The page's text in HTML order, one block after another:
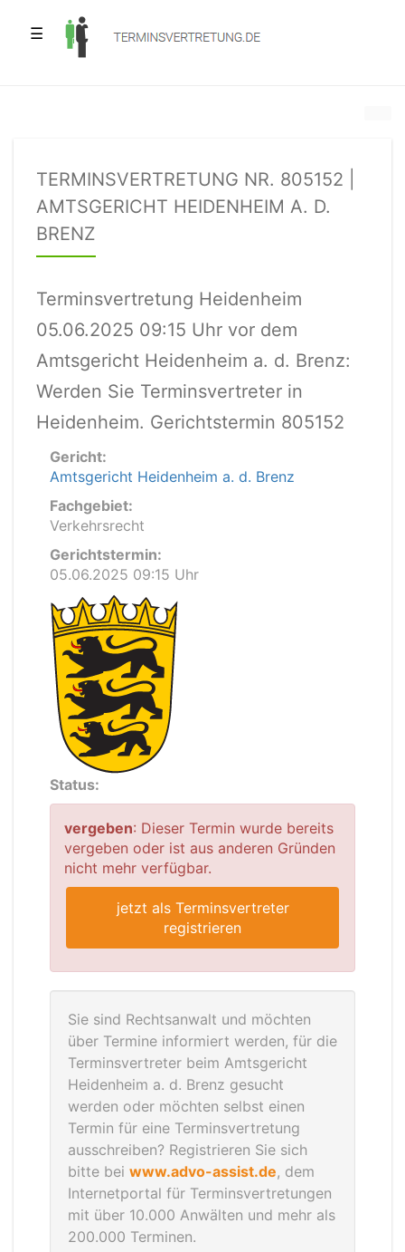
☰
TERMINSVERTRETUNG NR. 805152 |
AMTSGERICHT HEIDENHEIM A. D.
BRENZ
Terminsvertretung Heidenheim
05.06.2025 09:15 Uhr vor dem
Amtsgericht Heidenheim a. d. Brenz:
Werden Sie Terminsvertreter in
Heidenheim. Gerichtstermin 805152
Gericht:
Amtsgericht Heidenheim a. d. Brenz
Fachgebiet:
Verkehrsrecht
Gerichtstermin:
05.06.2025 09:15 Uhr
Status:
vergeben: Dieser Termin wurde bereits
vergeben oder ist aus anderen Gründen
nicht mehr verfügbar.
jetzt als Terminsvertreter
registrieren
Sie sind Rechtsanwalt und möchten
über Termine informiert werden, für die
Terminsvertreter beim Amtsgericht
Heidenheim a. d. Brenz gesucht
werden oder möchten selbst einen
Termin für eine Terminsvertretung
ausschreiben? Registrieren Sie sich
bitte bei www.advo-assist.de, dem
Internetportal für Terminsvertretungen
mit über 10.000 Anwälten und mehr als
200.000 Terminen.